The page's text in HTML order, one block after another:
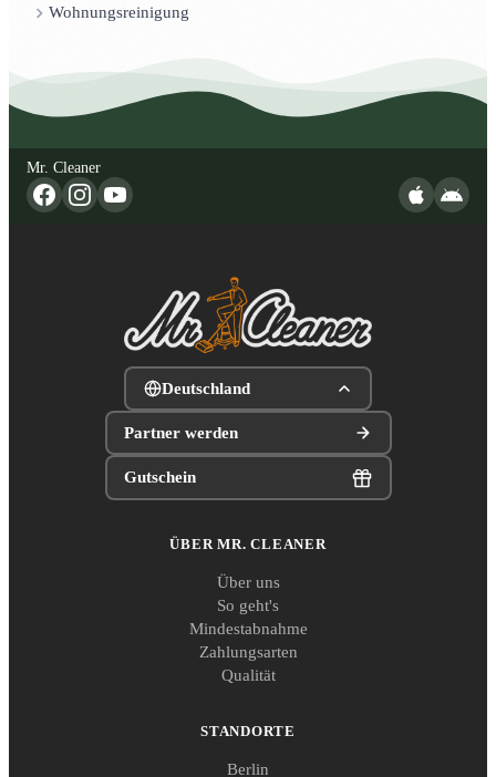
Wohnungsreinigung
Mr. Cleaner
Deutschland
Partner werden
Gutschein
ÜBER MR. CLEANER
Über uns
So geht's
Mindestabnahme
Zahlungsarten
Qualität
STANDORTE
Berlin